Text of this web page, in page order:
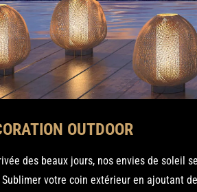
OUTDOOR
des beaux jours, nos envies de soleil
Sublimer votre coin extérieur en ajoutant